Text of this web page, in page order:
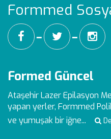
Formmed
━ ━
Formed Güncel
Ataşehir Lazer Epilasyon
yapan yerler, Formmed
ve yumuşak bir iğne...